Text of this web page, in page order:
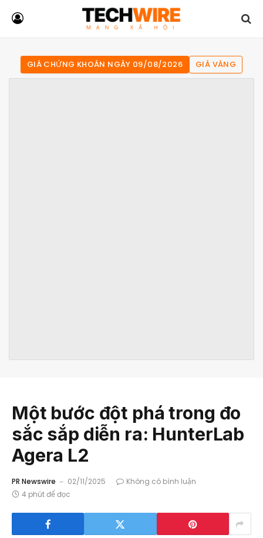
GIÁ CHỨNG KHOÁN NGÀY 09/08/2026 GIÁ VÀNG
Một bước đột phá trong đo
sắc sắp diễn ra: HunterLab
Agera L2
PR Newswire 02/11/2025
Không có bình luận
4 phút để đọc